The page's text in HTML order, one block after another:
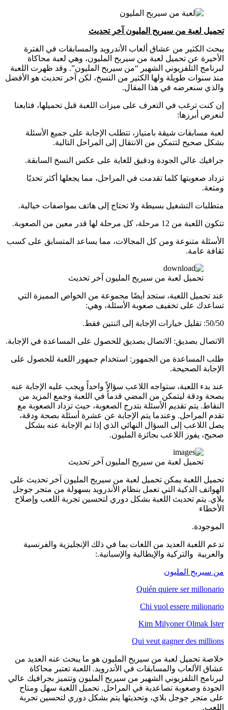
تحميل لعبة من سيربح المليون آخر تحديث
يبحث الكثير من عشاق ألعاب الأندرويد والمسابقات في الفترة
الأخيرة عن تحميل لعبة من سيربح المليون، وهي لعبة محاكاة
لبرنامج التلفزيوني الشهير “من سيربح المليون”. وقد ظهرت اللعبة
منذ سنوات طويلة ولها الكثير من النسخ، لكن آخر تحديث هو الأفضل
والذي سنعرضه في هذا المقال.
إن كنت ترغب في التعرف على ميزات اللعبة قبل تحميلها، فتابعنا
لنعرض أبرزها:
لعبة مسابقات شيقة بامتياز، تتطلب الإجابة على جميع الأسئلة
بشكل صحيح لتتمكن من الانتقال إلى المراحل التالية.
جرافيك عالي الجودة ودقيق للغاية على عكس النسخ السابقة.
تزداد صعوبتها كلما تقدمت في المراحل، مما يجعلها أكثر تحديًا
ومتعة.
متطلبات التشغيل بسيطة ولا تحتاج إلى هاتف بمواصفات خيالية.
تتكون اللعبة من 12 مرحلة، كل مرحلة لها قدر معين من الصعوبة.
الأسئلة متنوعة ومن كل المجالات، مما يساعد المتسابق على كسب
ثقافة عامة.
تحميل لعبة من سيربح المليون آخر تحديث
عند تحميل اللعبة، ستجد أيضًا مجموعة من الخواص المميزة التي
تساعدك على تخفيف صعوبة الأسئلة، وهي:
50/50: تقليل خيارات الإجابة إلى اثنتين فقط.
الاتصال بصديق: الاتصال بصديق للحصول على المساعدة في الإجابة.
طلب المساعدة من الجمهور: استخدام جمهور اللعبة للحصول على
الإجابة الصحيحة.
عند بدء اللعبة، ستواجه اللاعب سؤالاً واحداً ويجب عليه الإجابة عنه
بصحة ودقة ليتمكن من المضي قدماً في اللعبة وجمع المزيد من
النقاط. يتم تقديم الأسئلة بتدرج الصعوبة، حيث تزداد الصعوبة مع
تقدم المراحل. وعندما يتم الإجابة عن عشرة أسئلة بصحة ودقة،
يصل اللاعب إلى السؤال النهائي الذي إذا تم الإجابة عنه بشكل
صحيح، يفوز اللاعب بجائزة المليون.
تحميل لعبة من سيربح المليون آخر تحديث
تحميل اللعبة يمكن تحميل لعبة من سيربح المليون آخر تحديث على
الهواتف الذكية التي تعمل بنظام الأندرويد بسهولة من متجر جوجل
بلاي. يتم تحديث اللعبة بشكل دوري لتحسين تجربة اللعب وإصلاح
الأخطاء
الموجودة.
تدعم اللعبة العديد من اللغات بما في ذلك الإنجليزية والفرنسية
والعربية والتركية والإيطالية والإسبانية.:
من سيربح المليون
Quién quiere ser millonario
Chi vuol essere milionario
Kim Milyoner Olmak İster
Qui veut gagner des millions
خلاصة تحميل لعبة من سيربح المليون هو ما يبحث عنه العديد من
عشاق الألعاب والمسابقات في الأندرويد. اللعبة تعتبر محاكاة
لبرنامج التلفزيوني الشهير من سيربح المليون وتتميز بجرافيك عالي
الجودة وصعوبة تصاعدية في المراحل. تحميل اللعبة سهل ومتاح
على متجر جوجل بلاي، وتحديثها يتم بشكل دوري لتحسين تجربة
اللعب.